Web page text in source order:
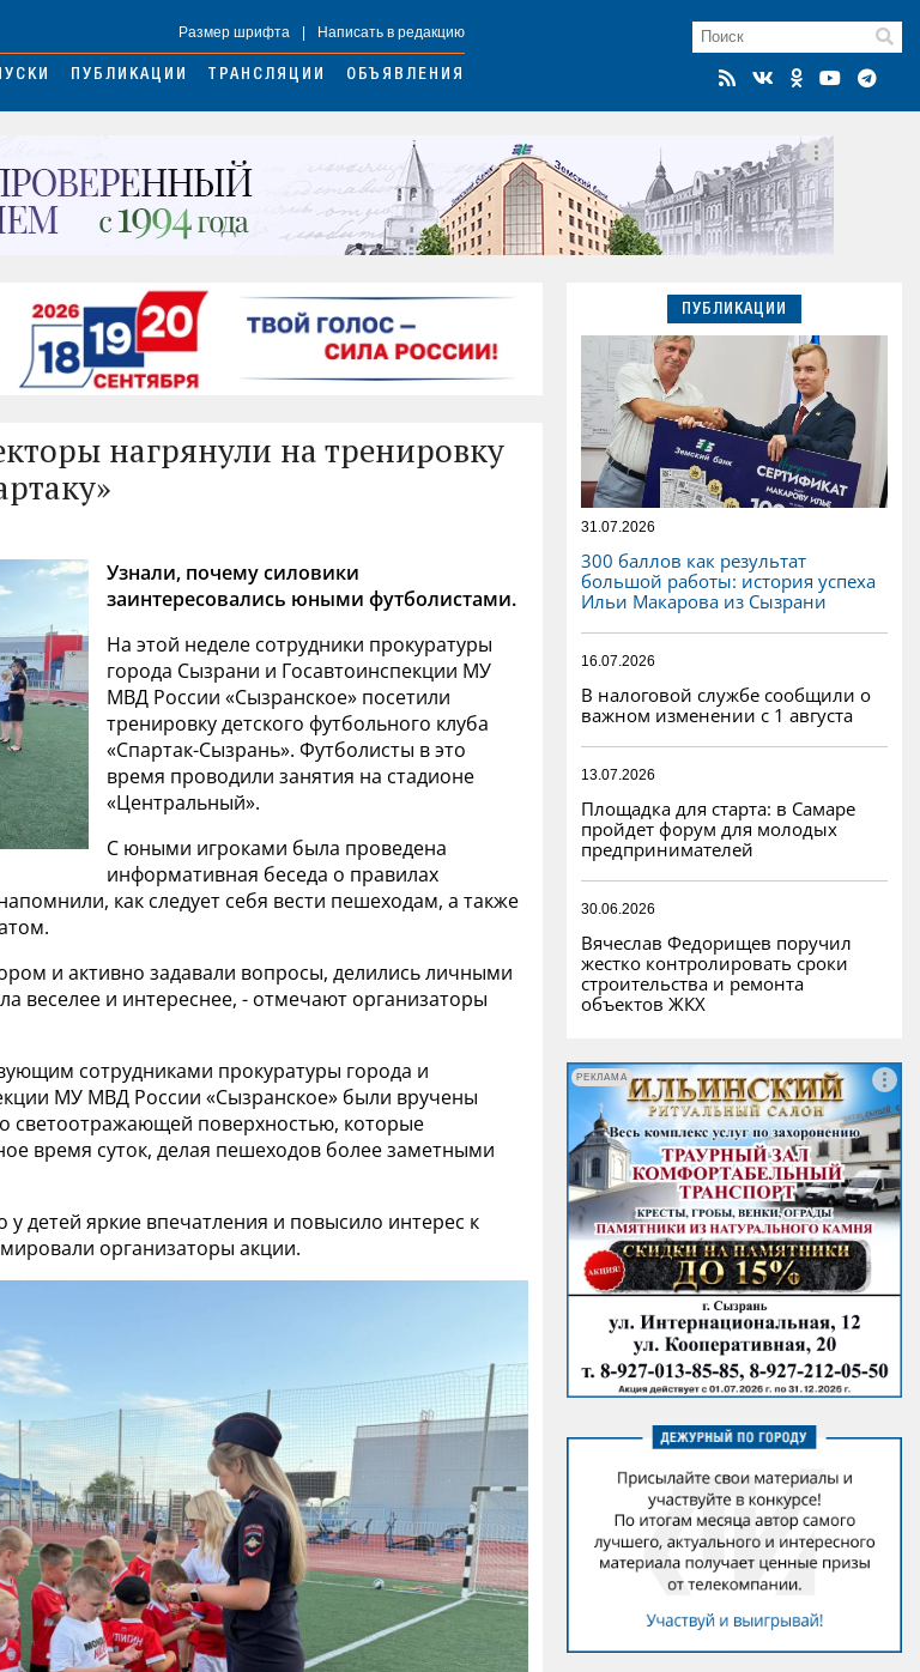
Размер шрифта Написать в редакцию
ПУБЛИКАЦИИ ТРАНСЛЯЦИИ ОБЪЯВЛЕНИЯ
нагрянули на тренировку
Узнали, почему силовики
заинтересовались юными футболистами.
На этой неделе сотрудники прокуратуры
города Сызрани и Госавтоинспекции МУ
МВД России «Сызранское» посетили
тренировку детского футбольного клуба
«Спартак-Сызрань». Футболисты в это
время проводили занятия на стадионе
«Центральный».
С юными игроками была проведена
информативная беседа о правилах
как следует себя вести пешеходам, а также
и активно задавали вопросы, делились личными
веселее и интереснее, - отмечают организаторы
сотрудниками прокуратуры города и
МУ МВД России «Сызранское» были вручены
светоотражающей поверхностью, которые
время суток, делая пешеходов более заметными
детей яркие впечатления и повысило интерес к
организаторы акции.
ПУБЛИКАЦИИ
31.07.2026
300 баллов как результат
большой работы: история успеха
Ильи Макарова из Сызрани
16.07.2026
В налоговой службе сообщили о
важном изменении с 1 августа
13.07.2026
Площадка для старта: в Самаре
пройдет форум для молодых
предпринимателей
30.06.2026
Вячеслав Федорищев поручил
жестко контролировать сроки
строительства и ремонта
объектов ЖКХ
РЕКЛАМА